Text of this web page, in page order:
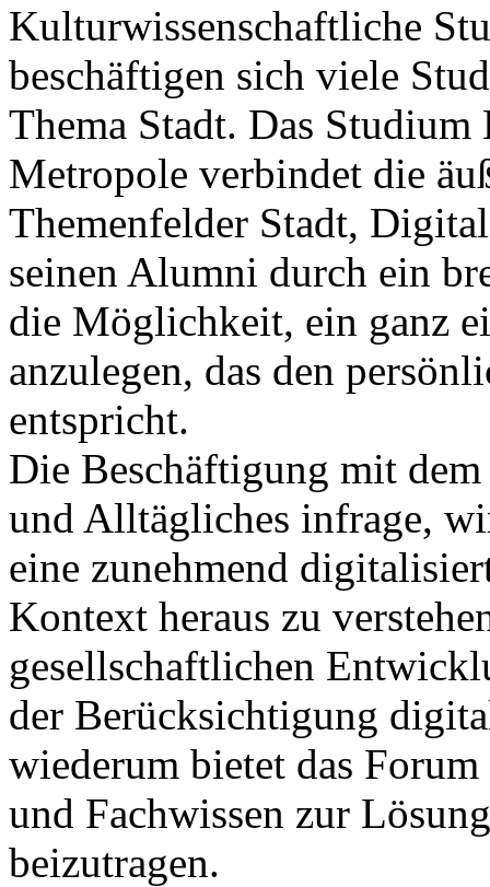
Kulturwissenschaftliche
beschäftigen sich viele
Thema Stadt. Das
Metropole verbindet die
Themenfelder Stadt,
seinen Alumni durch ein
die Möglichkeit, ein ganz
anzulegen, das den
entspricht.
Die Beschäftigung mit
und Alltägliches infrage,
eine zunehmend
Kontext heraus zu
gesellschaftlichen
der Berücksichtigung
wiederum bietet das
und Fachwissen zur
beizutragen.